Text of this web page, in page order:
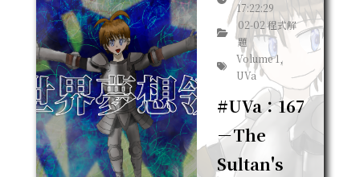
17:22:29
02-02 程式解
題
Volume 1,
UVa
#UVa：167
－The
Sultan's